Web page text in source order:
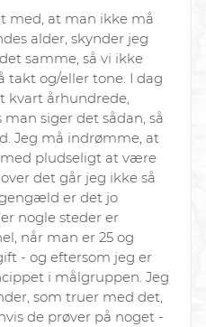
med, at man ikke må
alder, skynder jeg
samme, så vi ikke
takt og/eller tone. I dag
kvart århundrede,
siger det sådan, så
Jeg må indrømme, at
pludseligt at være
det går jeg ikke så
er det jo
nogle steder er
når man er 25 og
- og eftersom jeg er
i målgruppen. Jeg
som truer med det,
de prøver på noget -